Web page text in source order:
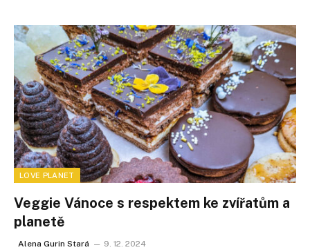
LOVE PLANET
Veggie Vánoce s respektem ke zvířatům a
planetě
Alena Gurin Stará 9. 12. 2024